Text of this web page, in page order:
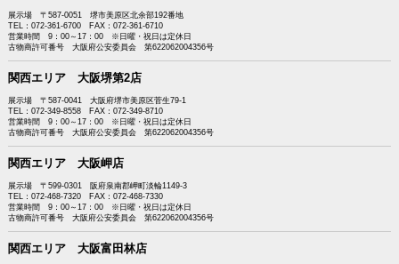
展示場 〒587-0051 堺市美原区北余部192番地
TEL：072-361-6700 FAX：072-361-6710
営業時間 9：00～17：00 ※日曜・祝日は定休日
古物商許可番号 大阪府公安委員会 第622062004356号
関西エリア 大阪堺第2店
展示場 〒587-0041 大阪府堺市美原区菅生79-1
TEL：072-349-8558 FAX：072-349-8710
営業時間 9：00～17：00 ※日曜・祝日は定休日
古物商許可番号 大阪府公安委員会 第622062004356号
関西エリア 大阪岬店
展示場 〒599-0301 阪府泉南郡岬町淡輪1149-3
TEL：072-468-7320 FAX：072-468-7330
営業時間 9：00～17：00 ※日曜・祝日は定休日
古物商許可番号 大阪府公安委員会 第622062004356号
関西エリア 大阪富田林店